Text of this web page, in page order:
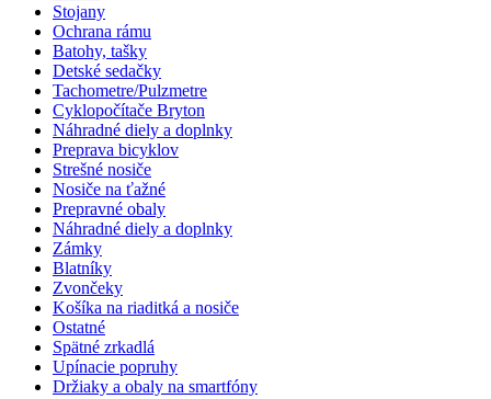
Stojany
Ochrana rámu
Batohy, tašky
Detské sedačky
Tachometre/Pulzmetre
Cyklopočítače Bryton
Náhradné diely a doplnky
Preprava bicyklov
Strešné nosiče
Nosiče na ťažné
Prepravné obaly
Náhradné diely a doplnky
Zámky
Blatníky
Zvončeky
Košíka na riaditká a nosiče
Ostatné
Spätné zrkadlá
Upínacie popruhy
Držiaky a obaly na smartfóny